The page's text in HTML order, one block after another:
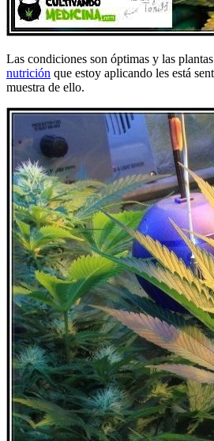
Las condiciones son óptimas y las
nutrición que estoy aplicando les está
muestra de ello.